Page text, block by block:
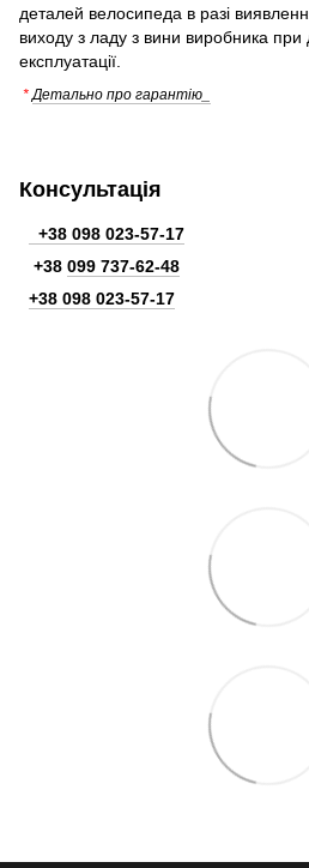
деталей велосипеда в разі
виходу з ладу з вини виробника при
експлуатації.
* Детально про гарантію_
Консультація
+38 098 023-57-17
+38 099 737-62-48
+38 098 023-57-17